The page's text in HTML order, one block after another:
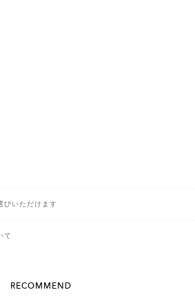
びいただけます
て
RECOMMEND